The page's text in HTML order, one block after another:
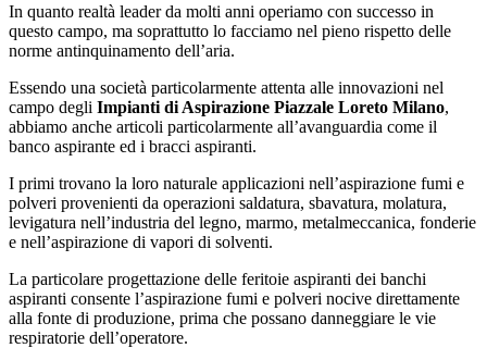
In quanto realtà leader da molti anni operiamo con successo in
questo campo, ma soprattutto lo facciamo nel pieno rispetto delle
norme antinquinamento dell’aria.
Essendo una società particolarmente attenta alle innovazioni nel
campo degli Impianti di Aspirazione Piazzale Loreto Milano,
abbiamo anche articoli particolarmente all’avanguardia come il
banco aspirante ed i bracci aspiranti.
I primi trovano la loro naturale applicazioni nell’aspirazione fumi e
polveri provenienti da operazioni saldatura, sbavatura, molatura,
levigatura nell’industria del legno, marmo, metalmeccanica, fonderie
e nell’aspirazione di vapori di solventi.
La particolare progettazione delle feritoie aspiranti dei banchi
aspiranti consente l’aspirazione fumi e polveri nocive direttamente
alla fonte di produzione, prima che possano danneggiare le vie
respiratorie dell’operatore.